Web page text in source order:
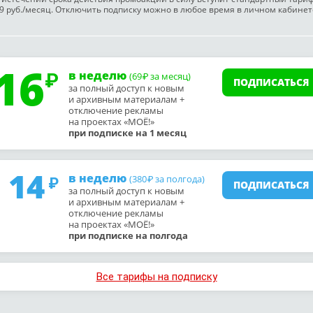
руб./месяц. Отключить подписку можно в любое время в личном
в неделю (69₽ за месяц)
за полный доступ к новым
и архивным материалам +
отключение рекламы
на проектах «МОЁ!»
при подписке на 1 месяц
ПОДПИСАТЬСЯ
14 в неделю (380₽ за полгода)
за полный доступ к новым
и архивным материалам +
отключение рекламы
на проектах «МОЁ!»
при подписке на полгода
ПОДПИСАТЬСЯ
Все тарифы на подписку